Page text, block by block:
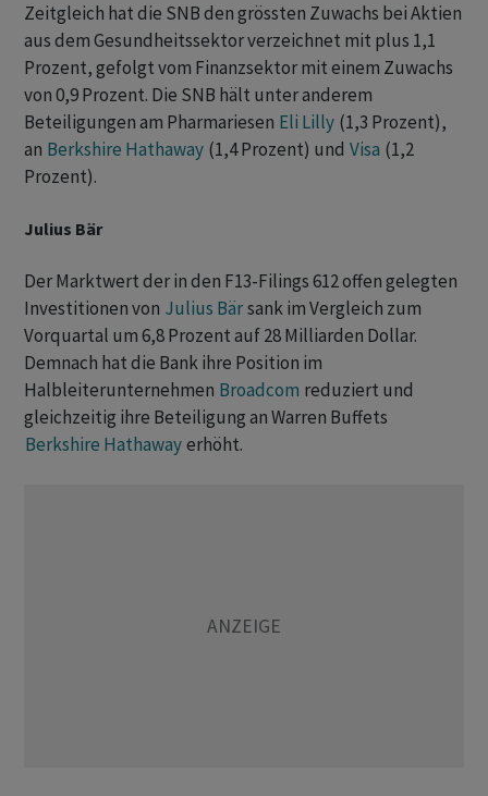
Zeitgleich hat die SNB den grössten Zuwachs bei Aktien
aus dem Gesundheitssektor verzeichnet mit plus 1,1
Prozent, gefolgt vom Finanzsektor mit einem Zuwachs
von 0,9 Prozent. Die SNB hält unter anderem
Beteiligungen am Pharmariesen Eli Lilly (1,3 Prozent),
an Berkshire Hathaway (1,4 Prozent) und Visa (1,2
Prozent).
Julius Bär
Der Marktwert der in den F13-Filings 612 offen gelegten
Investitionen von Julius Bärsank im Vergleich zum
Vorquartal um 6,8 Prozent auf 28 Milliarden Dollar.
Demnach hat die Bank ihre Position im
Halbleiterunternehmen Broadcom reduziert und
gleichzeitig ihre Beteiligung an Warren Buffets
Berkshire Hathawayerhöht.